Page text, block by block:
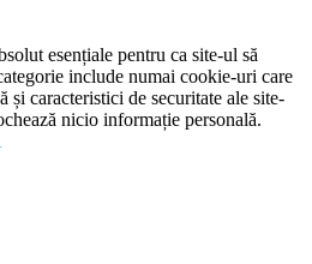
esențiale pentru ca site-ul să
include numai cookie-uri care
și caracteristici de securitate ale site-
nicio informație personală.